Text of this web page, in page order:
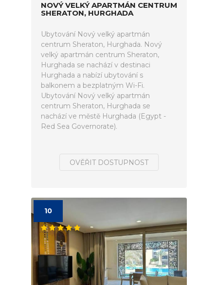
NOVÝ VELKÝ APARTMÁN CENTRUM
SHERATON, HURGHADA
Ubytování Nový velký apartmán
centrum Sheraton, Hurghada. Nový
velký apartmán centrum Sheraton,
Hurghada se nachází v destinaci
Hurghada a nabízí ubytování s
balkonem a bezplatným Wi-Fi.
Ubytování Nový velký apartmán
centrum Sheraton, Hurghada se
nachází ve městě Hurghada (Egypt -
Red Sea Governorate).
OVĚŘIT DOSTUPNOST
10